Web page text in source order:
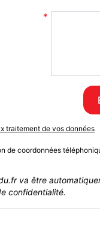
traitement de vos données
de coordonnées
va être
confidentialité.